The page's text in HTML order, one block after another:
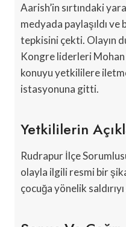
Aarish’in sırtındaki
medyada paylaşıldı ve
tepkisini çekti. Olayın
Kongre liderleri Mohan
konuyu yetkililere
istasyonuna gitti.
Yetkililerin
Rudrapur İlçe
olayla ilgili resmi bir
çocuğa yönelik